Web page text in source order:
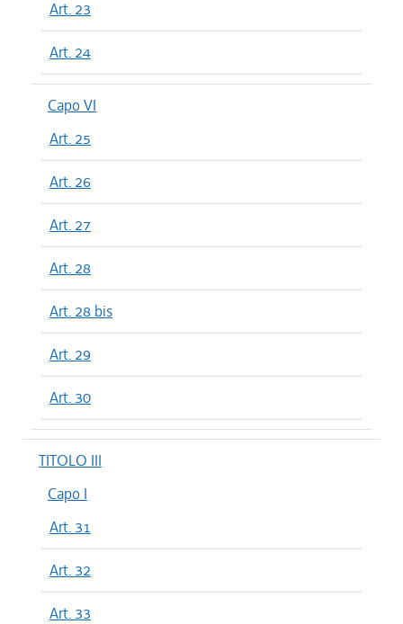
Art. 23
Art. 24
Capo VI
Art. 25
Art. 26
Art. 27
Art. 28
Art. 28 bis
Art. 29
Art. 30
TITOLO III
Capo I
Art. 31
Art. 32
Art. 33